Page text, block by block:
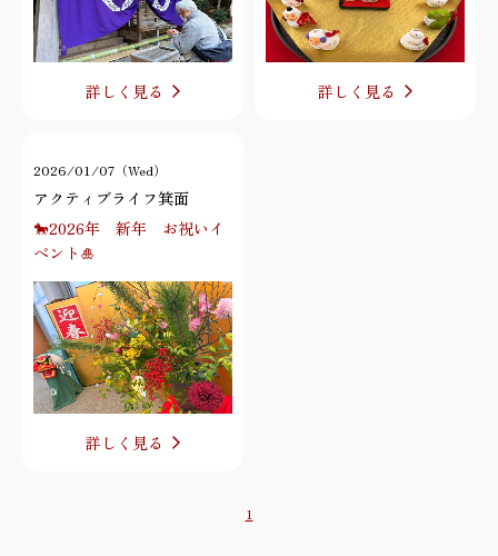
詳しく見る 詳しく見る
2026/01/07（Wed）
アクティブライフ箕面
🐎2026年 新年 お祝いイ
ベント🎍
詳しく見る
1